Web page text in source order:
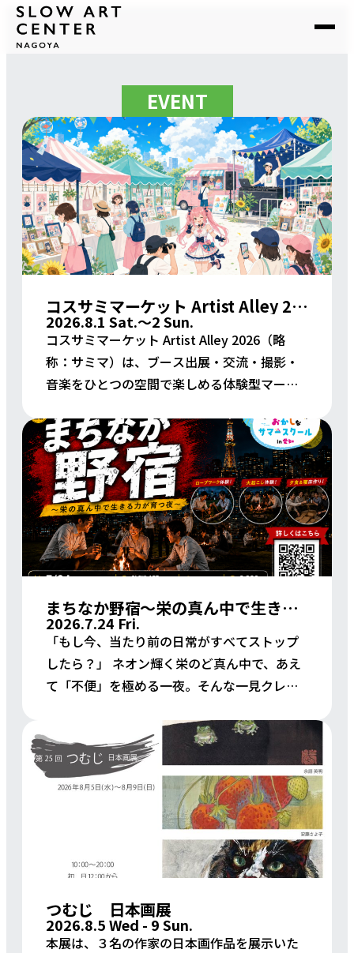
EVENT
コスサミマーケット Artist Alley 2026
2026.8.1 Sat.〜2 Sun.
コスサミマーケット Artist Alley 2026（略
称：サミマ）は、ブース出展・交流・撮影・
音楽をひとつの空間で楽しめる体験型マーケ
ペースをめぐったり、作品やグッズに出会っ
[…]
まちなか野宿～栄の真ん中で生きる力が育つ夜～
2026.7.24 Fri.
「もし今、当たり前の日常がすべてストップ
したら？」 ネオン輝く栄のど真ん中で、あえ
て「不便」を極める一夜。そんな一見クレイ
強の武器に変わります。 本授業は、南海トラ
フ地震のリスクを […]
つむじ 日本画展
2026.8.5 Wed - 9 Sun.
本展は、３名の作家の日本画作品を展示いた